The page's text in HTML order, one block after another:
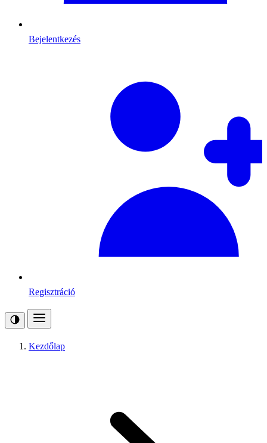
Bejelentkezés
Regisztráció
Kezdőlap